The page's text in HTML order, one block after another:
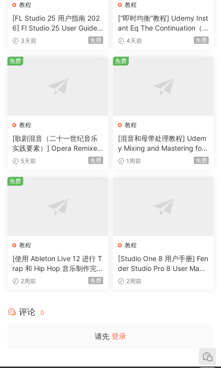
第 8 节：See Through 中“Undertow”的混音内部（第 8 部
分）
第 10 部分：See Through 中“Undertow”的混音内部（第 10
部分）
第 10 讲 ALT 集团
第 11 节：See Through 中“Undertow”的混音内部（第 11 部
第 11 课主音吉他（干净和失真的音色）
第 12 讲剩余的鼓音轨
部分）
第 14 节：See Through 中“Undertow”的混音内部（第 14 部
分）
教程
[FL Studio 25 用户指南 202
6] Fl Studio 25 User Guide 2
026（1MB）
3天前 免费
教程
[“即时均衡”教程] Udemy Inst
ant Eq The Continuation（3
36MB）
4天前 免费
教程
[歌剧混音（二十一世纪音乐
实践要素）] Opera Remixed
(Elements in Twenty-First C
B）
5天前 免费
免费
教程
[混音和母带处理教程] Udem
y Mixing and Mastering for
Producers [TUTORiAL]（6.
1周前 免费
免费
教程
[使用 Ableton Live 12 进行 T
rap 和 Hip Hop 音乐制作完
整教程] Udemy Trap and Hi
（6.2GB）
2周前 免费
免费
教程
[Studio One 8 用户手册] Fen
der Studio Pro 8 User Manu
al v8.1.0-R2R（931MB）
2周前
评论 0
请先 登录